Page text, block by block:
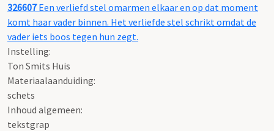
326607Een verliefd stel omarmen elkaar en op dat moment
komt haar vader binnen. Het verliefde stel schrikt omdat de
vader iets boos tegen hun zegt.
Instelling:
Ton Smits Huis
Materiaalaanduiding:
schets
Inhoud algemeen:
tekstgrap